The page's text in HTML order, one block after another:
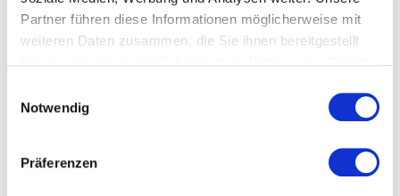
Partner führen diese Informationen möglicherweise mit
weiteren Daten zusammen, die Sie ihnen bereitgestellt
Cookies, wenn Sie unsere Webseite weiterhin nutzen.
Notwendig
Präferenzen